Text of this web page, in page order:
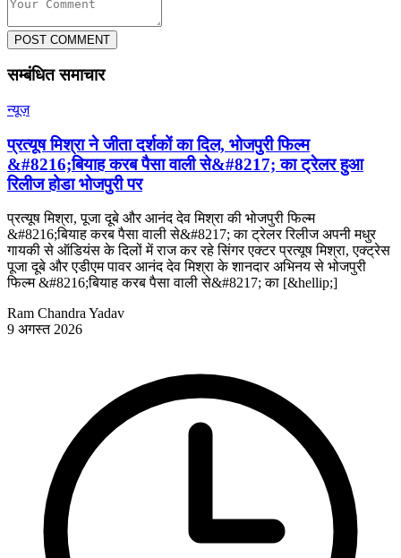
POST COMMENT
सम्बंधित समाचार
न्यूज़
प्रत्यूष मिश्रा ने जीता दर्शकों का दिल, भोजपुरी फिल्म
&#8216;बियाह करब पैसा वाली से&#8217; का ट्रेलर हुआ
रिलीज होडा भोजपुरी पर
प्रत्यूष मिश्रा, पूजा दूबे और आनंद देव मिश्रा की भोजपुरी फिल्म
&#8216;बियाह करब पैसा वाली से&#8217; का ट्रेलर रिलीज अपनी मधुर
गायकी से ऑडियंस के दिलों में राज कर रहे सिंगर एक्टर प्रत्यूष मिश्रा, एक्ट्रेस
पूजा दूबे और एडीएम पावर आनंद देव मिश्रा के शानदार अभिनय से भोजपुरी
फिल्म &#8216;बियाह करब पैसा वाली से&#8217; का [&hellip;]
Ram Chandra Yadav
9 अगस्त 2026